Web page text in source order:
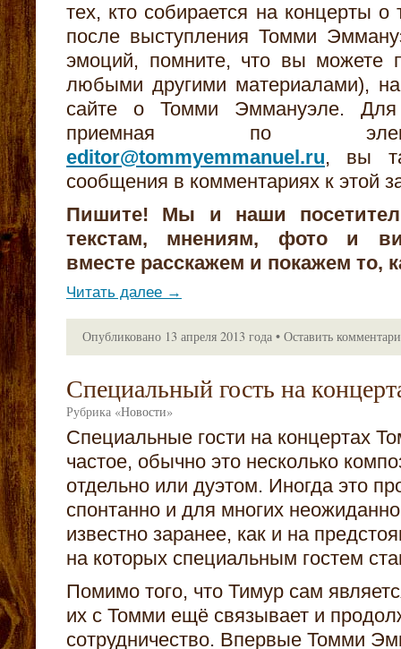
тех, кто собирается на концерты
после выступления Томми
эмоций, помните, что вы можете
любыми другими материалами),
сайте о Томми Эммануэле. Для
приемная по
editor@tommyemmanuel.ru, вы
сообщения в комментариях к этой
Пишите! Мы и наши
текстам, мнениям, фото и
вместе расскажем и покажем то,
Читать далее →
Опубликовано 13 апреля 2013 года • Оставить
Специальный гость на
Рубрика «Новости»
Специальные гости на концертах
частое, обычно это несколько
отдельно или дуэтом. Иногда это
спонтанно и для многих
известно заранее, как и на
на которых специальным гостем
Помимо того, что Тимур сам
их с Томми ещё связывает и
сотрудничество. Впервые Томми